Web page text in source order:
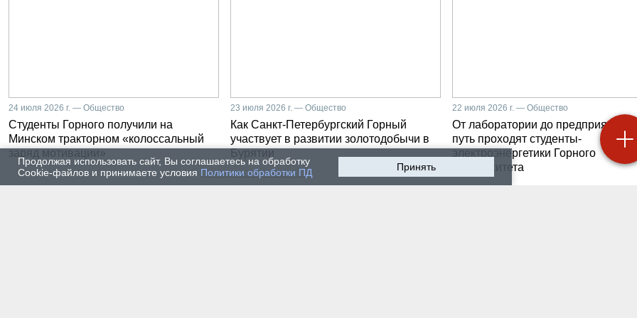
Продолжая использовать сайт, Вы соглашаетесь на обработку
Cookie-файлов и принимаете условия Политики обработки ПД Принять
24 июля 2026 г. — Общество
Студенты Горного получили на
Минском тракторном «колоссальный
заряд мотивации»
23 июля 2026 г. — Общество
Как Санкт-Петербургский Горный
участвует в развитии золотодобычи в
Бурятии
22 июля 2026 г. — Общество
От лаборатории до предприятия:
путь проходят студенты-
электроэнергетики Горного
университета